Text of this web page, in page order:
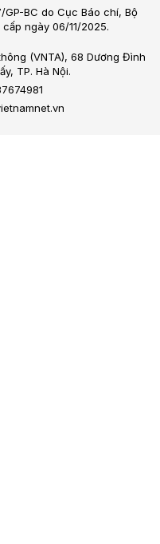
BC do Cục Báo chí, Bộ
ngày 06/11/2025.
(VNTA), 68 Dương Đình
TP. Hà Nội.